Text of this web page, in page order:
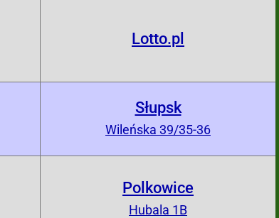
Lotto.pl
Słupsk
Wileńska 39/35-36
Polkowice
Hubala 1B